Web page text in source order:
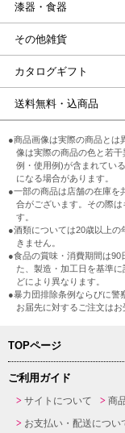
漆器・食器
その他雑貨
カタログギフト
送料無料・込商品
●商品画像は実際の商品とは
像は実際の商品の色と若
例・使用例)が含まれてい
になる場合があります。
●一部の商品は店舗の在庫を
合がございます。その際
す。
●酒類については20歳以上
きません。
●食品の賞味・消費期間は90
た、製造・加工日を基準
どにより異なります。
●暴力団排除条例ならびに警
お届先に対するご注文はお
TOPページ
ご利用ガイド
サイトについて 商
お支払い・配送につい